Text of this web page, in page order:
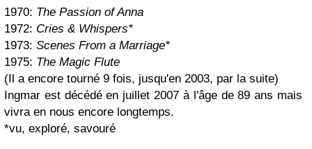
1970: The Passion of Anna
1972: Cries & Whispers*
1973: Scenes From a Marriage*
1975: The Magic Flute
(Il a encore tourné 9 fois, jusqu'en 2003, par la suite)
Ingmar est décédé en juillet 2007 à l'âge de 89 ans mais
vivra en nous encore longtemps.
*vu, exploré, savouré